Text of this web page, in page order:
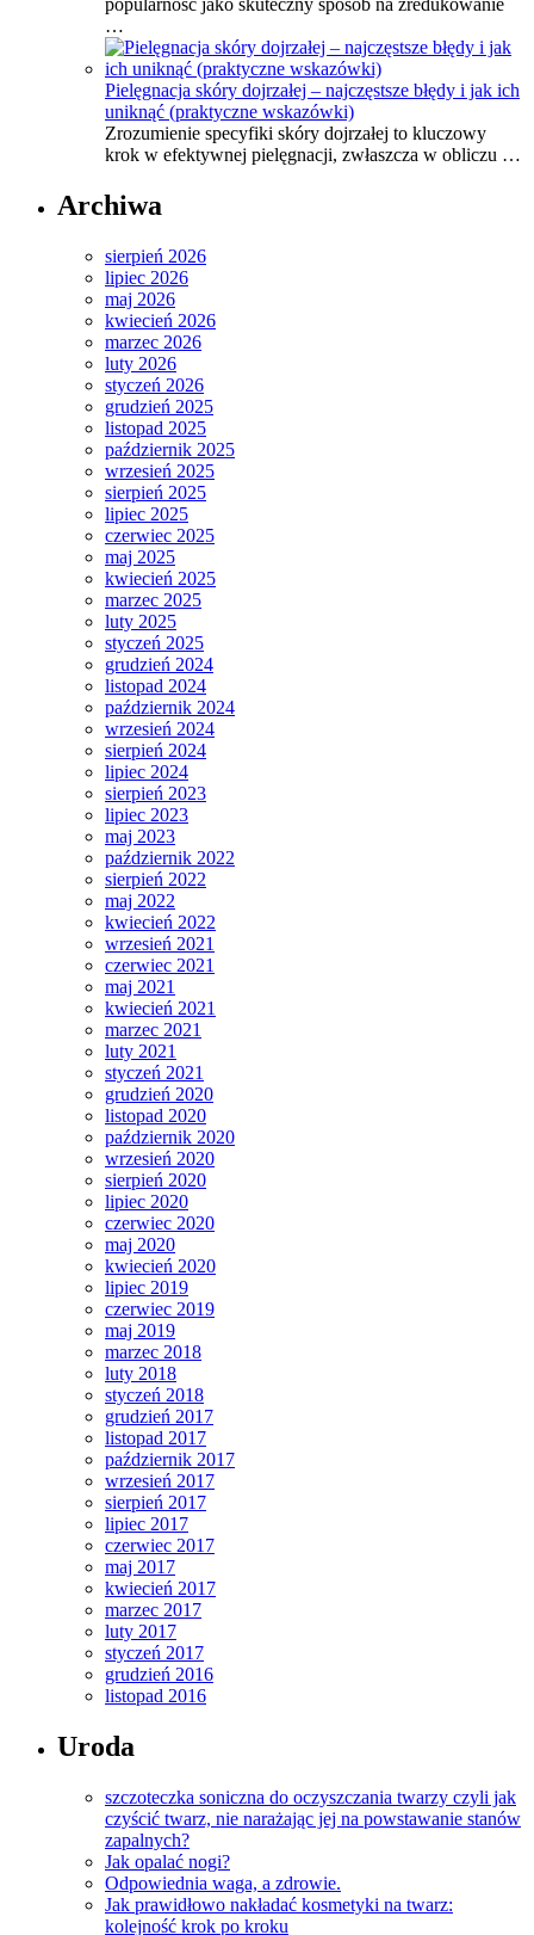
popularność jako skuteczny sposób na zredukowanie
…
Pielęgnacja skóry dojrzałej – najczęstsze błędy i jak ich
uniknąć (praktyczne wskazówki)
Zrozumienie specyfiki skóry dojrzałej to kluczowy
krok w efektywnej pielęgnacji, zwłaszcza w obliczu …
Archiwa
sierpień 2026
lipiec 2026
maj 2026
kwiecień 2026
marzec 2026
luty 2026
styczeń 2026
grudzień 2025
listopad 2025
październik 2025
wrzesień 2025
sierpień 2025
lipiec 2025
czerwiec 2025
maj 2025
kwiecień 2025
marzec 2025
luty 2025
styczeń 2025
grudzień 2024
listopad 2024
październik 2024
wrzesień 2024
sierpień 2024
lipiec 2024
sierpień 2023
lipiec 2023
maj 2023
październik 2022
sierpień 2022
maj 2022
kwiecień 2022
wrzesień 2021
czerwiec 2021
maj 2021
kwiecień 2021
marzec 2021
luty 2021
styczeń 2021
grudzień 2020
listopad 2020
październik 2020
wrzesień 2020
sierpień 2020
lipiec 2020
czerwiec 2020
maj 2020
kwiecień 2020
lipiec 2019
czerwiec 2019
maj 2019
marzec 2018
luty 2018
styczeń 2018
grudzień 2017
listopad 2017
październik 2017
wrzesień 2017
sierpień 2017
lipiec 2017
czerwiec 2017
maj 2017
kwiecień 2017
marzec 2017
luty 2017
styczeń 2017
grudzień 2016
listopad 2016
Uroda
szczoteczka soniczna do oczyszczania twarzy czyli jak
czyścić twarz, nie narażając jej na powstawanie stanów
zapalnych?
Jak opalać nogi?
Odpowiednia waga, a zdrowie.
Jak prawidłowo nakładać kosmetyki na twarz:
kolejność krok po kroku